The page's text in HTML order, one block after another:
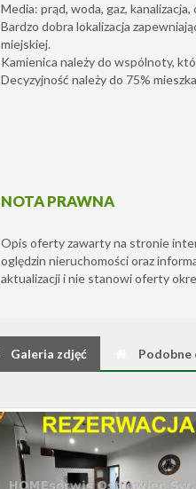
Media: prąd, woda, gaz,
Bardzo dobra lokalizacja
miejskiej.
Kamienica należy do wspólnoty,
Decyzyjność należy do 75%
NOTA PRAWNA
Opis oferty zawarty na stronie
oględzin nieruchomości oraz
aktualizacji i nie stanowi oferty
Galeria zdjęć